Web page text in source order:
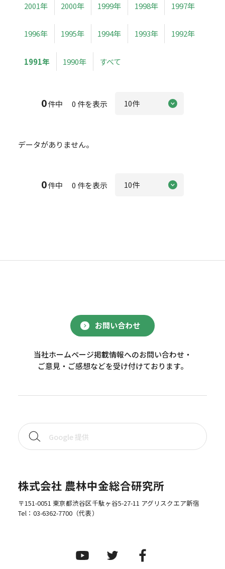
2001年 2000年 1999年 1998年 1997年
1996年 1995年 1994年 1993年 1992年
1991年 1990年 すべて
0件中 0 件を表示
データがありません。
0件中 0 件を表示
お問い合わせ
当社ホームページ掲載情報へのお問い合わせ・
ご意見・ご感想などを受け付けております。
株式会社 農林中金総合研究所
〒151-0051 東京都渋谷区千駄ヶ谷5-27-11 アグリスクエア新宿
Tel： 03-6362-7700（代表）